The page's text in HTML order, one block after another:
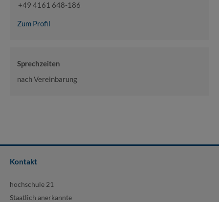
+49 4161 648-186
Zum Profil
Sprechzeiten
nach Vereinbarung
Kontakt
hochschule 21
Staatlich anerkannte